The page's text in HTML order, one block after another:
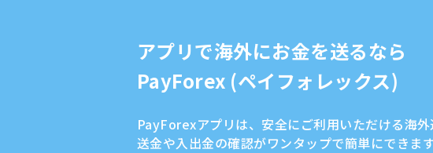
アプリで海外にお金を送るなら
PayForex (ペイフォレックス)
PayForexアプリは、安全にご利用いただける海外
送金や入出金の確認がワンタップで簡単にできます